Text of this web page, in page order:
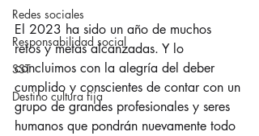
Redes sociales
Responsabilidad social
SST
Destino cultura fija
El 2023 ha sido un año de muchos
retos y metas alcanzadas. Y lo
concluimos con la alegría del deber
cumplido y conscientes de contar con un
grupo de grandes profesionales y seres
humanos que pondrán nuevamente todo